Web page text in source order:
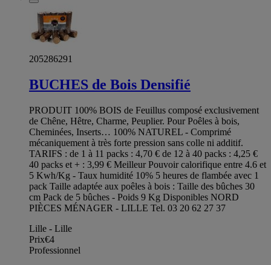
205286291
BUCHES de Bois Densifié
PRODUIT 100% BOIS de Feuillus composé exclusivement
de Chêne, Hêtre, Charme, Peuplier. Pour Poêles à bois,
Cheminées, Inserts… 100% NATUREL - Comprimé
mécaniquement à très forte pression sans colle ni additif.
TARIFS : de 1 à 11 packs : 4,70 € de 12 à 40 packs : 4,25 €
40 packs et + : 3,99 € Meilleur Pouvoir calorifique entre 4.6 et
5 Kwh/Kg - Taux humidité 10% 5 heures de flambée avec 1
pack Taille adaptée aux poêles à bois : Taille des bûches 30
cm Pack de 5 bûches - Poids 9 Kg Disponibles NORD
PIÈCES MÉNAGER - LILLE Tel. 03 20 62 27 37
Lille - Lille
Prix€4
Professionnel